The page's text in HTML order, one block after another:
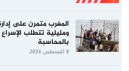
المغرب متمرن على
ومليلية تتطلب
بالمحاسبة
8 أغسطس 2026